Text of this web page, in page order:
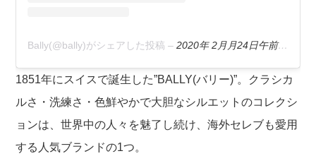
Bally(@bally)がシェアした投稿 –2020年 2月月24日午前5時58分PST
1851年にスイスで誕生した”BALLY(バリー)”。クラシカ
ルさ・洗練さ・色鮮やかで大胆なシルエットのコレクシ
ョンは、世界中の人々を魅了し続け、海外セレブも愛用
する人気ブランドの1つ。